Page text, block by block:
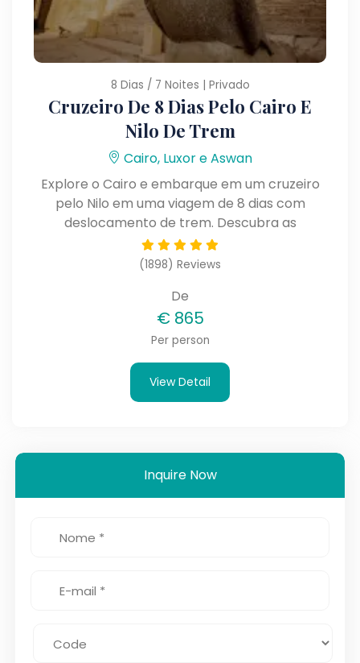
8 Dias / 7 Noites | Privado
Cruzeiro De 8 Dias Pelo Cairo E
Nilo De Trem
Cairo, Luxor e Aswan
Explore o Cairo e embarque em um cruzeiro
pelo Nilo em uma viagem de 8 dias com
deslocamento de trem. Descubra as
maravilhas do Egito, visite templos antigos e
desfrute de uma experiência confortável e
(1898) Reviews
De
€ 865
Per person
View Detail
Inquire Now